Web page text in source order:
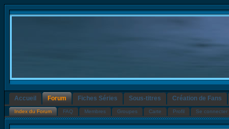
Accueil Forum Fiches Séries Sous-titres Création de Fans
Index du Forum FAQ Membres Groupes Carte Profil Se connecter